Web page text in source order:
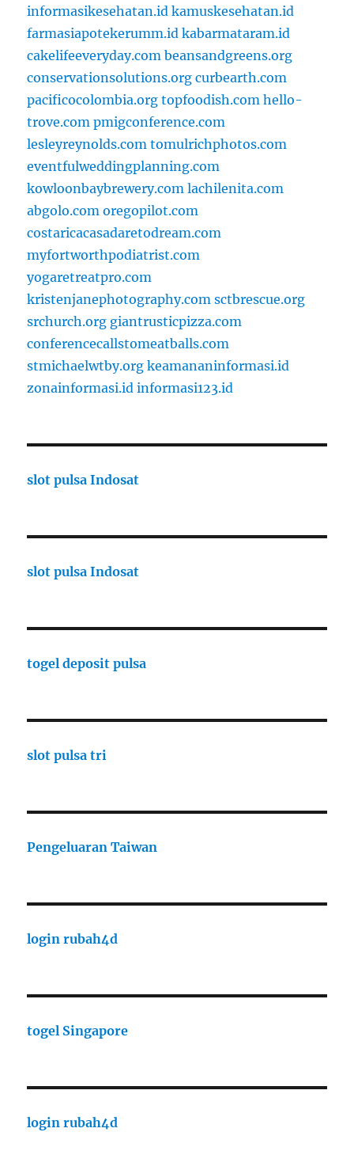
informasikesehatan.id kamuskesehatan.id
farmasiapotekerumm.id kabarmataram.id
cakelifeeveryday.com beansandgreens.org
conservationsolutions.org curbearth.com
pacificocolombia.org topfoodish.com hello-
trove.com pmigconference.com
lesleyreynolds.com tomulrichphotos.com
eventfulweddingplanning.com
kowloonbaybrewery.com lachilenita.com
abgolo.com oregopilot.com
costaricacasadaretodream.com
myfortworthpodiatrist.com
yogaretreatpro.com
kristenjanephotography.com sctbrescue.org
srchurch.org giantrusticpizza.com
conferencecallstomeatballs.com
stmichaelwtby.org keamananinformasi.id
zonainformasi.id informasi123.id
slot pulsa Indosat
slot pulsa Indosat
togel deposit pulsa
slot pulsa tri
Pengeluaran Taiwan
login rubah4d
togel Singapore
login rubah4d